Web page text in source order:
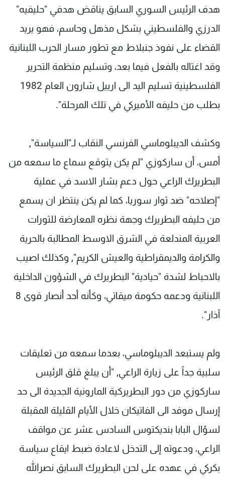
هدف الرئيس السوري السابق يناقض هدفي "حليفيه"
الدرزي والفلسطيني بشكل مذهل وحاسم، فهو يريد
القضاء على نفوذ جنبلاط مع تطور مسار الحرب اللبنانية
وقد اغتاله بالفعل فيما بعد، وتسليم منظمة التحرير
الفلسطينية تسليم اليد الى ارييل شارون العام 1982
بطلب من حليفه الأميركي في تلك المرحلة".
وكشف الديبلوماسي الفرنسي النقاب لـ"السياسة",
أمس، أن ساركوزي "لم يكن يتوقع سماع ما سمعه من
البطريرك الراعي حول دعم بشار الاسد في عملية
"إصلاحه" ضد ثوار سوريا، كما لم يكن ينتظر ان يسمع
من حليفه البطريرك وجهة نظره المعارضة للثورات
العربية المندلعة في الشرق الاوسط المطالبة بالحرية
والكرامة والديمقراطية والعيش الكريم", وكذلك اصيب
بالاحباط لشدة "حيادية" البطريرك في الشؤون الداخلية
اللبنانية ودعمه حكومة ميقاتي، وكأنه أحد أنصار قوى 8
آذار".
ولم يستبعد الديبلوماسي، بعدما سمعه من تعليقات
سلبية جداً على زيارة الراعي, "أن يبلغ قلق الرئيس
ساركوزي من دور البطريركية المارونية الجديدة الى حد
إرسال موفد الى الفاتيكان خلال الأيام القليلة المقبلة
لسؤال البابا بنديكتوس السادس عشر عن مواقف
الراعي، ودعوته إلى التدخل لاعادة ضبط ايقاع سياسة
بكركي في عهده على لحن البطريرك السابق نصرالله